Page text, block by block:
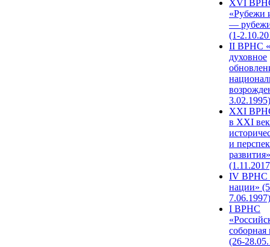
XVI
«Рубежи
—
(1-
II ВРНС
духовное
3.02.1995)
XХI
в XXI
и
развития»
IV ВРНС
нации»
7.06.1997)
I ВРНС
(26-